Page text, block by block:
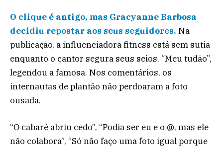
O clique é antigo, mas Gracyanne Barbosa
decidiu repostar aos seus seguidores. Na
publicação, a influenciadora fitness está sem sutiã
enquanto o cantor segura seus seios. “Meu tudão”,
legendou a famosa. Nos comentários, os
internautas de plantão não perdoaram a foto
ousada.
“O cabaré abriu cedo”, “Podia ser eu e o @, mas ele
não colabora”, “Só não faço uma foto igual porque